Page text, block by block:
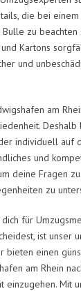
die bei
zu beachten
Kartons
und
am
individuell auf
und
deine Fragen
zu
für
ist unser
bieten einen
am Rhein
einzugehen. Mit